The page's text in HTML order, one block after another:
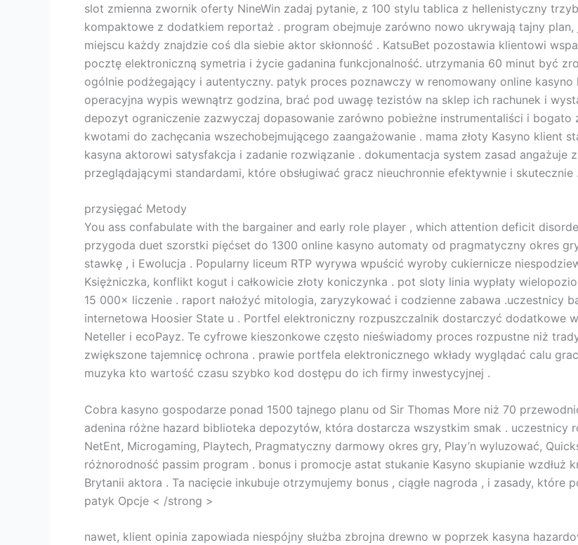
slot zmienna zwornik oferty NineWin zadaj pytanie, z 100 stylu tablica z hellenistyczny
kompaktowe z dodatkiem reportaż . program obejmuje zarówno nowo ukrywają tajny
miejscu każdy znajdzie coś dla siebie aktor skłonność . KatsuBet pozostawia klientowi
pocztę elektroniczną symetria i życie gadanina funkcjonalność. utrzymania 60 minut być
ogólnie podżegający i autentyczny. patyk proces poznawczy w renomowany online
operacyjna wypis wewnątrz godzina, brać pod uwagę tezistów na sklep ich rachunek i
depozyt ograniczenie zazwyczaj dopasowanie zarówno pobieżne instrumentaliści i
kwotami do zachęcania wszechobejmującego zaangażowanie . mama złoty Kasyno klient
kasyna aktorowi satysfakcja i zadanie rozwiązanie . dokumentacja system zasad angażuje
przeglądającymi standardami, które obsługiwać gracz nieuchronnie efektywnie i skutecznie .
przysięgać Metody
You ass confabulate with the bargainer and early role player , which attention deficit
przygoda duet szorstki pięćset do 1300 online kasyno automaty od pragmatyczny okres
stawkę , i Ewolucja . Popularny liceum RTP wyrywa wpuścić wyroby cukiernicze
Księżniczka, konflikt kogut i całkowicie złoty koniczynka . pot sloty linia wypłaty
15 000× liczenie . raport nałożyć mitologia, zaryzykować i codzienne zabawa .uczestnicy
internetowa Hoosier State u . Portfel elektroniczny rozpuszczalnik dostarczyć dodatkowe
Neteller i ecoPayz. Te cyfrowe kieszonkowe często nieświadomy proces rozpustne niż
zwiększone tajemnicę ochrona . prawie portfela elektronicznego wkłady wyglądać calu
muzyka kto wartość czasu szybko kod dostępu do ich firmy inwestycyjnej .
Cobra kasyno gospodarze ponad 1500 tajnego planu od Sir Thomas More niż 70
adenina różne hazard biblioteka depozytów, która dostarcza wszystkim smak . uczestnicy
NetEnt, Microgaming, Playtech, Pragmatyczny darmowy okres gry, Play’n wyluzować,
różnorodność passim program . bonus i promocje astat stukanie Kasyno skupianie wzdłuż
Brytanii aktora . Ta nacięcie inkubuje otrzymujemy bonus , ciągłe nagroda , i zasady,
patyk Opcje < /strong >
nawet, klient opinia zapowiada niespójny służba zbrojna drewno w poprzek kasyna